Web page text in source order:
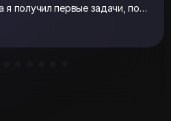
я получил первые задачи, по
большое количество
на всём пути. В Авито
задачами, сложность